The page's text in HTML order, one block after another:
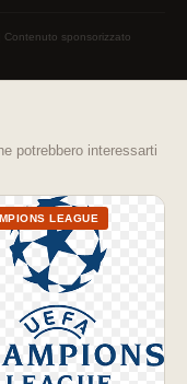
Contenuto sponsorizzato
potrebbero interessarti
LEAGUE